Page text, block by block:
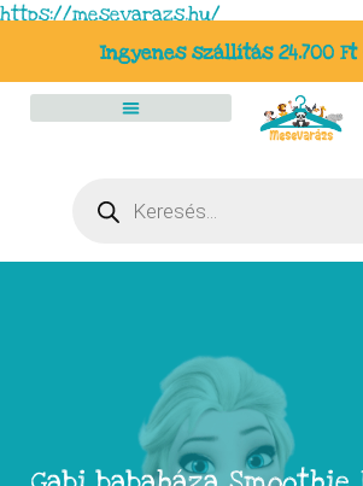
https://mesevarazs.hu/
Ingyenes szállítás 24.700